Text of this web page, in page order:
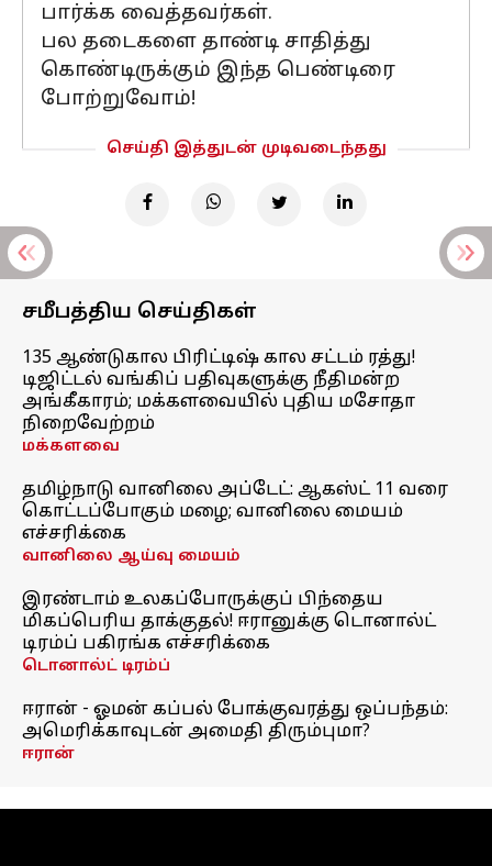
பார்க்க வைத்தவர்கள்.
பல தடைகளை தாண்டி சாதித்து
கொண்டிருக்கும் இந்த பெண்டிரை
போற்றுவோம்!
செய்தி இத்துடன் முடிவடைந்தது
சமீபத்திய செய்திகள்
135 ஆண்டுகால பிரிட்டிஷ் கால சட்டம் ரத்து!
டிஜிட்டல் வங்கிப் பதிவுகளுக்கு நீதிமன்ற
அங்கீகாரம்; மக்களவையில் புதிய மசோதா
நிறைவேற்றம்
மக்களவை
தமிழ்நாடு வானிலை அப்டேட்: ஆகஸ்ட் 11 வரை
கொட்டப்போகும் மழை; வானிலை மையம்
எச்சரிக்கை
வானிலை ஆய்வு மையம்
இரண்டாம் உலகப்போருக்குப் பிந்தைய
மிகப்பெரிய தாக்குதல்! ஈரானுக்கு டொனால்ட்
டிரம்ப் பகிரங்க எச்சரிக்கை
டொனால்ட் டிரம்ப்
ஈரான் - ஓமன் கப்பல் போக்குவரத்து ஒப்பந்தம்:
அமெரிக்காவுடன் அமைதி திரும்புமா?
ஈரான்